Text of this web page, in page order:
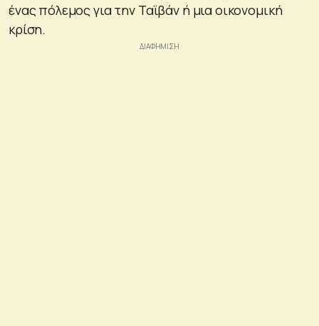
ένας πόλεμος για την Ταϊβάν ή μια οικονομική
κρίση.